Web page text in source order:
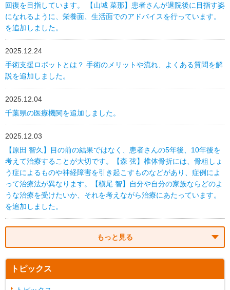
回復を目指しています。 【山城 菜那】患者さんが退院後に目指す姿
になれるように、栄養面、生活面でのアドバイスを行っています。
を追加しました。
2025.12.24
手術支援ロボットとは？ 手術のメリットや流れ、よくある質問を解
説を追加しました。
2025.12.04
千葉県の医療機関を追加しました。
2025.12.03
【原田 智久】目の前の結果ではなく、患者さんの5年後、10年後を
考えて治療することが大切です。【森 弦】椎体骨折には、骨粗しょ
う症によるものや神経障害を引き起こすものなどがあり、症例によ
って治療法が異なります。【槇尾 智】自分や自分の家族ならどのよ
うな治療を受けたいか、それを考えながら治療にあたっています。
を追加しました。
もっと見る
トピックス